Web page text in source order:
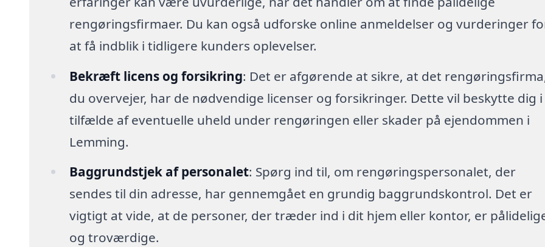
rengøringsfirmaer. Du kan også udforske online anmeldelser og vurderinger
at få indblik i tidligere kunders oplevelser.
Bekræft licens og forsikring: Det er afgørende at sikre, at det
du overvejer, har de nødvendige licenser og forsikringer. Dette vil beskytte dig i
tilfælde af eventuelle uheld under rengøringen eller skader på ejendommen i
Lemming.
Baggrundstjek af personalet: Spørg ind til, om rengøringspersonalet, der
sendes til din adresse, har gennemgået en grundig baggrundskontrol. Det er
vigtigt at vide, at de personer, der træder ind i dit hjem eller kontor, er
og troværdige.